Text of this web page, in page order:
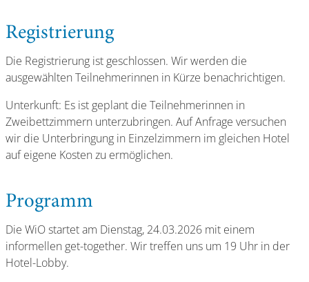
Registrierung
Die Registrierung ist geschlossen. Wir werden die
ausgewählten Teilnehmerinnen in Kürze benachrichtigen.
Unterkunft: Es ist geplant die Teilnehmerinnen in
Zweibettzimmern unterzubringen. Auf Anfrage versuchen
wir die Unterbringung in Einzelzimmern im gleichen Hotel
auf eigene Kosten zu ermöglichen.
Programm
Die WiO startet am Dienstag, 24.03.2026 mit einem
informellen get-together. Wir treffen uns um 19 Uhr in der
Hotel-Lobby.